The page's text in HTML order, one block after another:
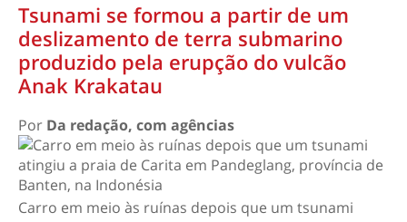
Tsunami se formou a partir de um
deslizamento de terra submarino
produzido pela erupção do vulcão
Anak Krakatau
Por Da redação, com agências
Carro em meio às ruínas depois que um tsunami